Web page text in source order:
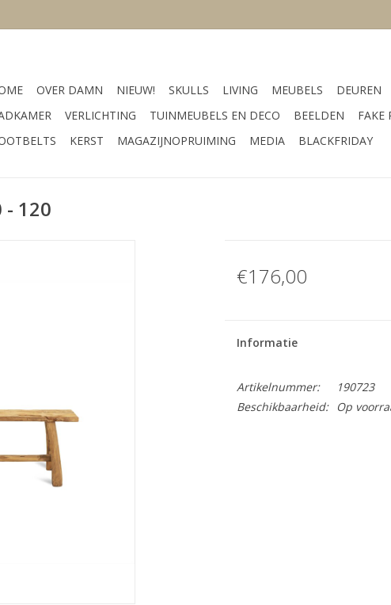
OVER DAMN NIEUW! SKULLS LIVING MEUBELS DEUREN
VERLICHTING TUINMEUBELS EN DECO BEELDEN FAKE
KERST MAGAZIJNOPRUIMING MEDIA BLACKFRIDAY
- 120
€176,00
Informatie
Artikelnummer:
190723
Beschikbaarheid:
Op